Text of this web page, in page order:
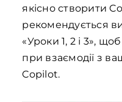
якісно створити
рекомендується
«Уроки 1, 2 і 3»,
при взаємодії з
Copilot.